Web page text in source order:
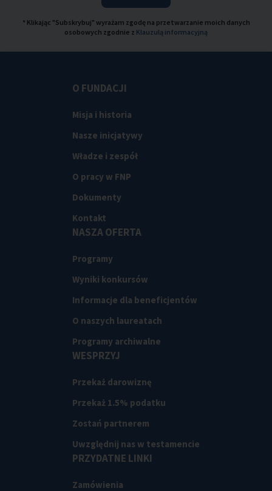
* Klikając "Subskrybuj" wyrażam zgodę na przetwarzanie moich danych
osobowych zgodnie z Klauzulą informacyjną
O FUNDACJI
Misja i historia
Nasze inicjatywy
Władze i zespół
O pracy w FNP
Dokumenty
Kontakt
NASZA OFERTA
Programy
Wyniki konkursów
Informacje dla beneficjentów
O naszych laureatach
Programy archiwalne
WESPRZYJ
Przekaż darowiznę
Przekaż 1.5% podatku
Zostań partnerem
Uwzględnij nas w testamencie
PRZYDATNE LINKI
Zamówienia